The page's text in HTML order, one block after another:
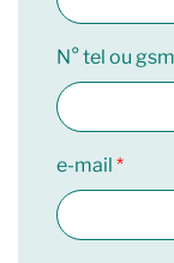
N° tel ou gsm
e-mail